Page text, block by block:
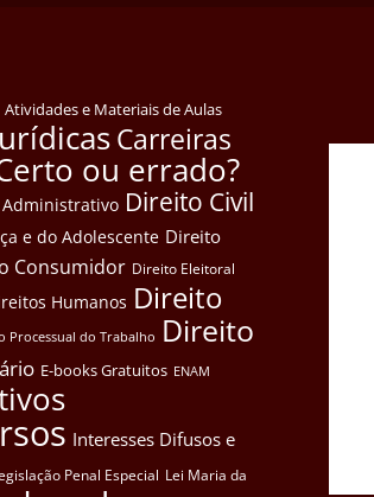
Atividades e Materiais de Aulas
Carreiras
ou errado?
Direito Civil
e do Adolescente Direito
Consumidor Direito Eleitoral
Humanos Direito
Processual do Trabalho Direito
E-books Gratuitos ENAM
Interesses Difusos e
Penal Especial Lei Maria da